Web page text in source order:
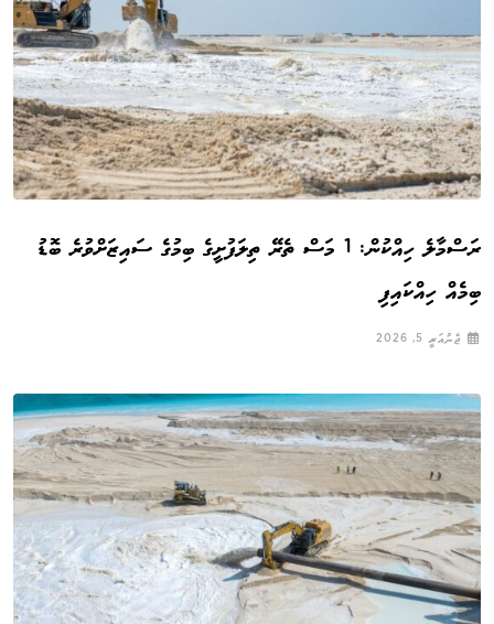
ރަސްމާލެ ހިއްކުން: 1 މަސް ތެރޭ ތިލަފުށީގެ ބިމުގެ ސައިޒަށްވުރެ ބޮޑު
ބިމެއް ހިއްކައިފި
ޖެނުއަރީ 5, 2026